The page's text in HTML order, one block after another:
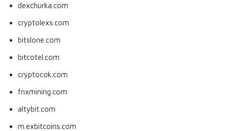
dexchurka.com
cryptolexs.com
bitslone.com
bitcotel.com
cryptocok.com
fnxmining.com
altybit.com
m.exbitcoins.com